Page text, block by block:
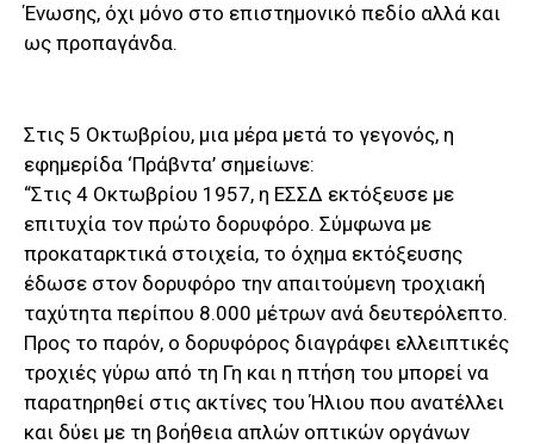
Ένωσης, όχι μόνο στο επιστημονικό πεδίο αλλά και
ως προπαγάνδα.
Στις 5 Οκτωβρίου, μια μέρα μετά το γεγονός, η
εφημερίδα ‘Πράβντα’ σημείωνε:
“Στις 4 Οκτωβρίου 1957, η ΕΣΣΔ εκτόξευσε με
επιτυχία τον πρώτο δορυφόρο. Σύμφωνα με
προκαταρκτικά στοιχεία, το όχημα εκτόξευσης
έδωσε στον δορυφόρο την απαιτούμενη τροχιακή
ταχύτητα περίπου 8.000 μέτρων ανά δευτερόλεπτο.
Προς το παρόν, ο δορυφόρος διαγράφει ελλειπτικές
τροχιές γύρω από τη Γη και η πτήση του μπορεί να
παρατηρηθεί στις ακτίνες του Ήλιου που ανατέλλει
και δύει με τη βοήθεια απλών οπτικών οργάνων